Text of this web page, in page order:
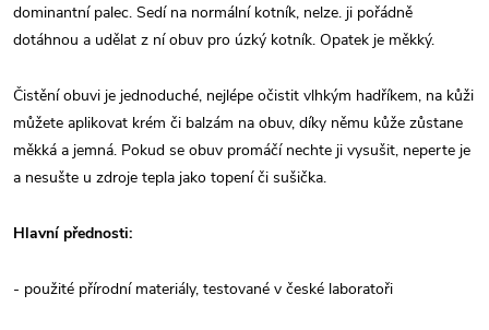
dominantní palec. Sedí na normální kotník, nelze. ji pořádně
dotáhnou a udělat z ní obuv pro úzký kotník. Opatek je měkký.
Čistění obuvi je jednoduché, nejlépe očistit vlhkým hadříkem, na kůži
můžete aplikovat krém či balzám na obuv, díky němu kůže zůstane
měkká a jemná. Pokud se obuv promáčí nechte ji vysušit, neperte je
a nesušte u zdroje tepla jako topení či sušička.
Hlavní přednosti:
- použité přírodní materiály, testované v české laboratoři